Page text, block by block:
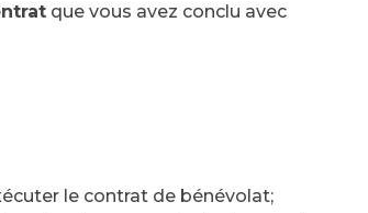
que vous avez conclu avec
le contrat de bénévolat;